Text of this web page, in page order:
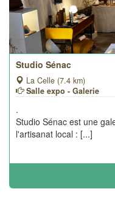
Studio Sénac
La Celle (7.4 km)
Salle expo - Galerie
.
Studio Sénac est une
l'artisanat local : [...]